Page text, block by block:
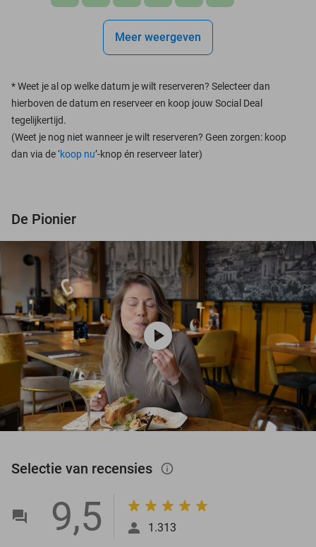
Meer weergeven
*Weet je al op welke datum je wilt reserveren? Selecteer dan
hierboven de datum en reserveer en koop jouw Social Deal
tegelijkertijd.
(Weet je nog niet wanneer je wilt reserveren? Geen zorgen: koop
dan via de ‘koop nu’-knop én reserveer later)
De Pionier
play_circle
Selectie van recensies info_outlined
9,5 1.313